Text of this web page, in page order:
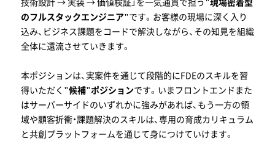
のフルスタックエンジニア"です。お客様の現場に深く入り
込み、ビジネス課題をコードで解決しながら、その知見を組織
全体に還流させていきます。
本ポジションは、実案件を通じて段階的にFDEのスキルを習
得いただく "候補"ポジションです。いまフロントエンドまた
はサーバーサイドのいずれかに強みがあれば、もう一方の領
域や顧客折衝・課題解決のスキルは、専用の育成カリキュラム
と共創プラットフォームを通じて身につけていけます。